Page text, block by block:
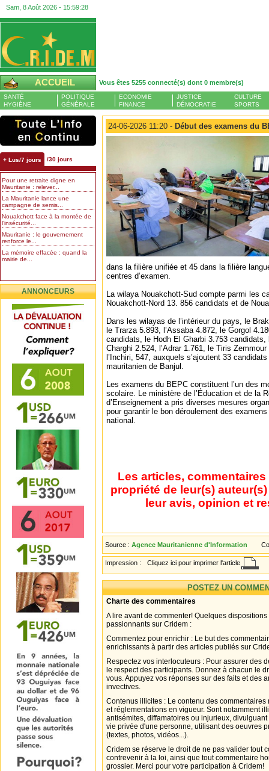
Sam, 8 Août 2026 - 15:59:29
ACCUEIL Vous êtes 5255 connecté(s) dont 0 membre(s)
SANTÉ
HYGIÈNE
POLITIQUE
GÉNÉRALE
ECONOMIE
FINANCE
JUSTICE
DÉMOCRATIE
CULTURE
SPORTS
+ Lus/7 jours /30 jours
Pour une retraite digne en
Mauritanie : relever...
La Mauritanie lance une
campagne de semis...
Nouakchott face à la montée de
l’insécurité...
Mauritanie : le gouvernement
renforce le...
La mémoire effacée : quand la
mairie de...
ANNONCEURS
24-06-2026 11:20 - Début des examens du
dans la filière unifiée et 45 dans la filière
centres d’examen.
La wilaya Nouakchott-Sud compte parmi les
Nouakchott-Nord 13. 856 candidats et de
Dans les wilayas de l’intérieur du pays, le
le Trarza 5.893, l’Assaba 4.872, le Gorgol
candidats, le Hodh El Gharbi 3.753
Charghi 2.524, l’Adrar 1.761, le Tiris
l’Inchiri, 547, auxquels s’ajoutent 33
mauritanien de Banjul.
Les examens du BEPC constituent l’un des
scolaire. Le ministère de l’Éducation et de la
d’Enseignement a pris diverses mesures
pour garantir le bon déroulement des
national.
Les articles,
propriété de leur(s)
leur avis, opinion et
Source : Agence Mauritanienne d'Information
Impression : Cliquez ici pour imprimer l'article
POSTEZ UN
Charte des commentaires
A lire avant de commenter! Quelques
passionnants sur Cridem :
Commentez pour enrichir : Le but des
enrichissants à partir des articles publiés sur
Respectez vos interlocuteurs : Pour assurer des
le respect des participants. Donnez à chacun le
vous. Appuyez vos réponses sur des faits et des
invectives.
Contenus illicites : Le contenu des
et réglementations en vigueur. Sont notamment
antisémites, diffamatoires ou injurieux,
vie privée d'une personne, utilisant des oeuvres
(textes, photos, vidéos...).
Cridem se réserve le droit de ne pas valider tout
contrevenir à la loi, ainsi que tout commentaire
grossier. Merci pour votre participation à Cridem!